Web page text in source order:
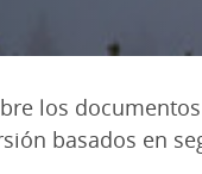
los
basados en